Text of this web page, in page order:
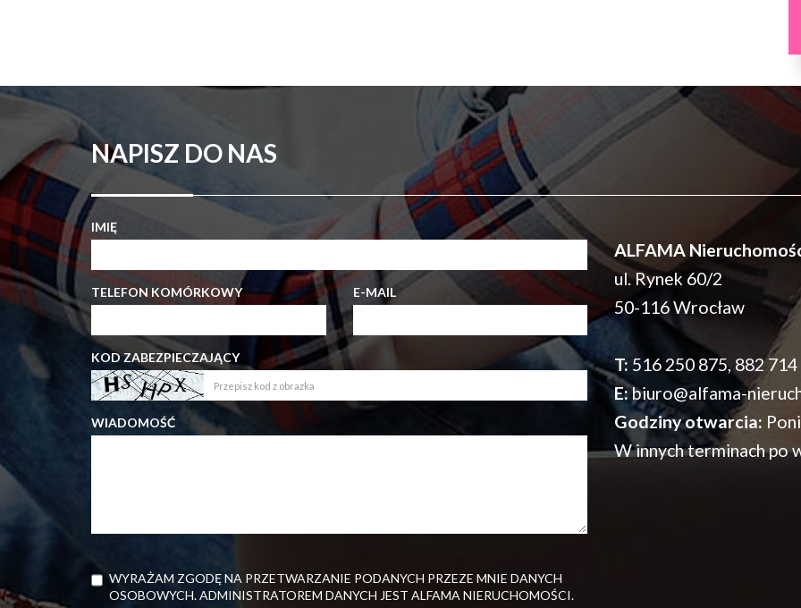
NAPISZ DO NAS
IMIĘ
TELEFON KOMÓRKOWY E-MAIL
KOD ZABEZPIECZAJĄCY
WIADOMOŚĆ
WYRAŻAM ZGODĘ NA PRZETWARZANIE PODANYCH PRZEZE MNIE DANYCH
OSOBOWYCH. ADMINISTRATOREM DANYCH JEST ALFAMA NIERUCHOMOŚCI.
ALFAMA
ul. Rynek 60/2
50-116 Wrocław
T: 516 250 875, 882 714
E:biuro@alfama-
Godziny otwarcia:
W innych terminach po